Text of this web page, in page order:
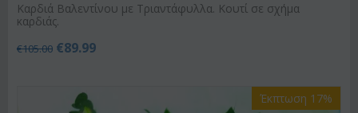
Καρδιά Βαλεντίνου με Τριαντάφυλλα. Κουτί σε σχήμα
καρδιάς.
€105.00 €89.99
Έκπτωση 17%